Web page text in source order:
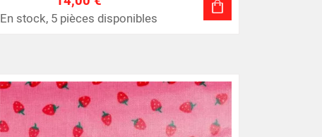
En stock, 5 pièces disponibles